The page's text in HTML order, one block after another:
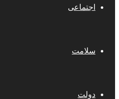
اجتماعی
سلامت
دولت